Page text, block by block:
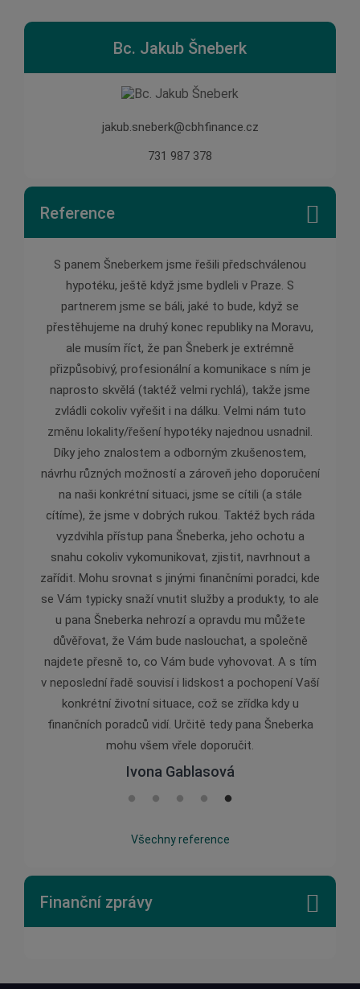
Bc. Jakub Šneberk
jakub.sneberk@cbhfinance.cz
731 987 378
Reference
S panem Šneberkem jsme řešili předschválenou
hypotéku, ještě když jsme bydleli v Praze. S
partnerem jsme se báli, jaké to bude, když se
přestěhujeme na druhý konec republiky na Moravu,
ale musím říct, že pan Šneberk je extrémně
přizpůsobivý, profesionální a komunikace s ním je
naprosto skvělá (taktéž velmi rychlá), takže jsme
zvládli cokoliv vyřešit i na dálku. Velmi nám tuto
změnu lokality/řešení hypotéky najednou usnadnil.
Díky jeho znalostem a odborným zkušenostem,
návrhu různých možností a zároveň jeho doporučení
na naši konkrétní situaci, jsme se cítili (a stále
cítíme), že jsme v dobrých rukou. Taktéž bych ráda
vyzdvihla přístup pana Šneberka, jeho ochotu a
snahu cokoliv vykomunikovat, zjistit, navrhnout a
zařídit. Mohu srovnat s jinými finančními poradci, kde
se Vám typicky snaží vnutit služby a produkty, to ale
u pana Šneberka nehrozí a opravdu mu můžete
důvěřovat, že Vám bude naslouchat, a společně
najdete přesně to, co Vám bude vyhovovat. A s tím
v neposlední řadě souvisí i lidskost a pochopení Vaší
konkrétní životní situace, což se zřídka kdy u
finančních poradců vidí. Určitě tedy pana Šneberka
mohu všem vřele doporučit.
Ivona Gablasová
Všechny reference
Finanční zprávy